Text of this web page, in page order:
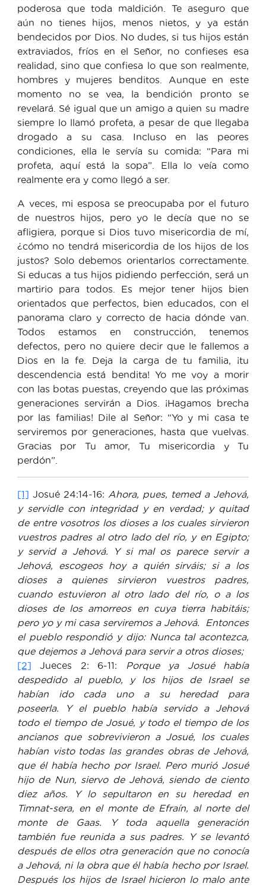
poderosa que toda maldición. Te aseguro que
aún no tienes hijos, menos nietos, y ya están
bendecidos por Dios. No dudes, si tus hijos están
extraviados, fríos en el Señor, no confieses esa
realidad, sino que confiesa lo que son realmente,
hombres y mujeres benditos. Aunque en este
momento no se vea, la bendición pronto se
revelará. Sé igual que un amigo a quien su madre
siempre lo llamó profeta, a pesar de que llegaba
drogado a su casa. Incluso en las peores
condiciones, ella le servía su comida: “Para mi
profeta, aquí está la sopa”. Ella lo veía como
realmente era y como llegó a ser.
A veces, mi esposa se preocupaba por el futuro
de nuestros hijos, pero yo le decía que no se
afligiera, porque si Dios tuvo misericordia de mí,
¿cómo no tendrá misericordia de los hijos de los
justos? Solo debemos orientarlos correctamente.
Si educas a tus hijos pidiendo perfección, será un
martirio para todos. Es mejor tener hijos bien
orientados que perfectos, bien educados, con el
panorama claro y correcto de hacia dónde van.
Todos estamos en construcción, tenemos
defectos, pero no quiere decir que le fallemos a
Dios en la fe. Deja la carga de tu familia, ¡tu
descendencia está bendita! Yo me voy a morir
con las botas puestas, creyendo que las próximas
generaciones servirán a Dios. ¡Hagamos brecha
por las familias! Dile al Señor: “Yo y mi casa te
serviremos por generaciones, hasta que vuelvas.
Gracias por Tu amor, Tu misericordia y Tu
perdón”.
[1] Josué 24:14-16: Ahora, pues, temed a Jehová,
y servidle con integridad y en verdad; y quitad
de entre vosotros los dioses a los cuales sirvieron
vuestros padres al otro lado del río, y en Egipto;
y servid a Jehová. Y si mal os parece servir a
Jehová, escogeos hoy a quién sirváis; si a los
dioses a quienes sirvieron vuestros padres,
cuando estuvieron al otro lado del río, o a los
dioses de los amorreos en cuya tierra habitáis;
pero yo y mi casa serviremos a Jehová. Entonces
el pueblo respondió y dijo: Nunca tal acontezca,
que dejemos a Jehová para servir a otros dioses;
[2] Jueces 2: 6-11:
Porque ya Josué había
despedido al pueblo, y los hijos de Israel se
habían ido cada uno a su heredad para
poseerla. Y el pueblo había servido a Jehová
todo el tiempo de Josué, y todo el tiempo de los
ancianos que sobrevivieron a Josué, los cuales
habían visto todas las grandes obras de Jehová,
que él había hecho por Israel. Pero murió Josué
hijo de Nun, siervo de Jehová, siendo de ciento
diez años. Y lo sepultaron en su heredad en
Timnat-sera, en el monte de Efraín, al norte del
monte de Gaas. Y toda aquella generación
también fue reunida a sus padres. Y se levantó
después de ellos otra generación que no conocía
a Jehová, ni la obra que él había hecho por Israel.
Después los hijos de Israel hicieron lo malo ante